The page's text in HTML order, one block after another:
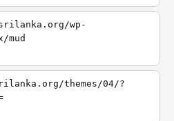
wp-
themes/04/?